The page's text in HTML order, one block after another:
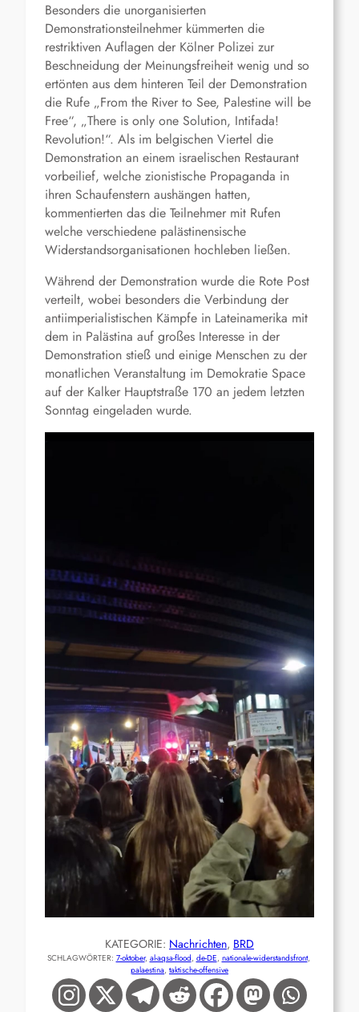
Besonders die unorganisierten
Demonstrationsteilnehmer kümmerten die
restriktiven Auflagen der Kölner Polizei zur
Beschneidung der Meinungsfreiheit wenig und so
ertönten aus dem hinteren Teil der Demonstration
die Rufe „From the River to See, Palestine will be
Free“, „There is only one Solution, Intifada!
Revolution!“. Als im belgischen Viertel die
Demonstration an einem israelischen Restaurant
vorbeilief, welche zionistische Propaganda in
ihren Schaufenstern aushängen hatten,
kommentierten das die Teilnehmer mit Rufen
welche verschiedene palästinensische
Widerstandsorganisationen hochleben ließen.
Während der Demonstration wurde die Rote Post
verteilt, wobei besonders die Verbindung der
antiimperialistischen Kämpfe in Lateinamerika mit
dem in Palästina auf großes Interesse in der
Demonstration stieß und einige Menschen zu der
monatlichen Veranstaltung im Demokratie Space
auf der Kalker Hauptstraße 170 an jedem letzten
Sonntag eingeladen wurde.
KATEGORIE: Nachrichten, BRD
SCHLAGWÖRTER: 7-oktober, al-aqsa-flood, de-DE, nationale-widerstandsfront
palaestina, taktische-offensive